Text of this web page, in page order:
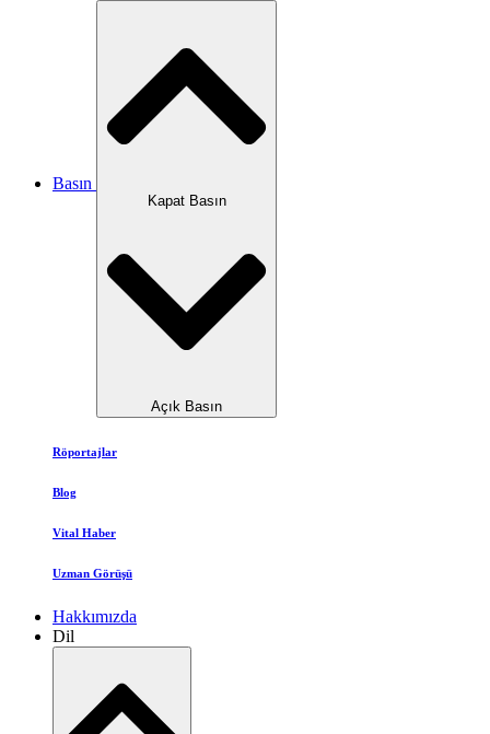
Basın
Kapat Basın
Açık Basın
Röportajlar
Blog
Vital Haber
Uzman Görüşü
Hakkımızda
Dil